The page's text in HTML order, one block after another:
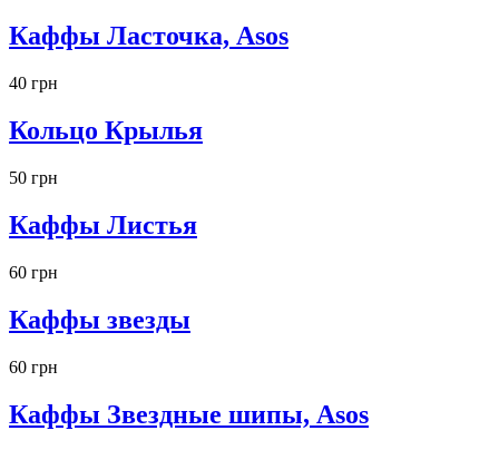
Каффы Ласточка, Asos
40 грн
Кольцо Крылья
50 грн
Каффы Листья
60 грн
Каффы звезды
60 грн
Каффы Звездные шипы, Asos